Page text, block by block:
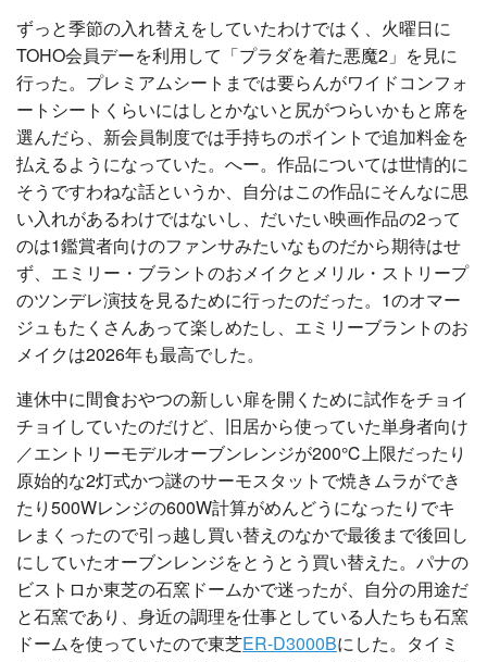
ずっと季節の入れ替えをしていたわけではく、火曜日に
TOHO会員デーを利用して「プラダを着た悪魔2」を見に
行った。プレミアムシートまでは要らんがワイドコンフォ
ートシートくらいにはしとかないと尻がつらいかもと席を
選んだら、新会員制度では手持ちのポイントで追加料金を
払えるようになっていた。へー。作品については世情的に
そうですわねな話というか、自分はこの作品にそんなに思
い入れがあるわけではないし、だいたい映画作品の2って
のは1鑑賞者向けのファンサみたいなものだから期待はせ
ず、エミリー・ブラントのおメイクとメリル・ストリープ
のツンデレ演技を見るために行ったのだった。1のオマー
ジュもたくさんあって楽しめたし、エミリーブラントのお
メイクは2026年も最高でした。
連休中に間食おやつの新しい扉を開くために試作をチョイ
チョイしていたのだけど、旧居から使っていた単身者向け
／エントリーモデルオーブンレンジが200℃上限だったり
原始的な2灯式かつ謎のサーモスタットで焼きムラができ
たり500Wレンジの600W計算がめんどうになったりでキ
レまくったので引っ越し買い替えのなかで最後まで後回し
にしていたオーブンレンジをとうとう買い替えた。パナの
ビストロか東芝の石窯ドームかで迷ったが、自分の用途だ
と石窯であり、身近の調理を仕事としている人たちも石窯
ドームを使っていたので東芝ER-D3000Bにした。タイミ